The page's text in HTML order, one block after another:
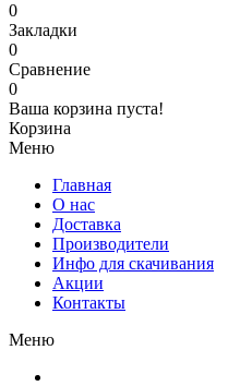
0
Закладки
0
Сравнение
0
Ваша корзина пуста!
Корзина
Меню
Главная
О нас
Доставка
Производители
Инфо для скачивания
Акции
Контакты
Меню